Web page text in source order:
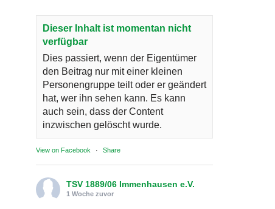
Dieser Inhalt ist momentan nicht
verfügbar
Dies passiert, wenn der Eigentümer
den Beitrag nur mit einer kleinen
Personengruppe teilt oder er geändert
hat, wer ihn sehen kann. Es kann
auch sein, dass der Content
inzwischen gelöscht wurde.
View on Facebook · Share
TSV 1889/06 Immenhausen e.V.
1 Woche zuvor